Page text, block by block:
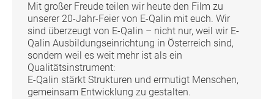
Mit großer Freude teilen wir heute den Film zu
unserer 20-Jahr-Feier von E-Qalin mit euch. Wir
sind überzeugt von E-Qalin – nicht nur, weil wir E-
Qalin Ausbildungseinrichtung in Österreich sind,
sondern weil es weit mehr ist als ein
Qualitätsinstrument:
E-Qalin stärkt Strukturen und ermutigt Menschen,
gemeinsam Entwicklung zu gestalten.